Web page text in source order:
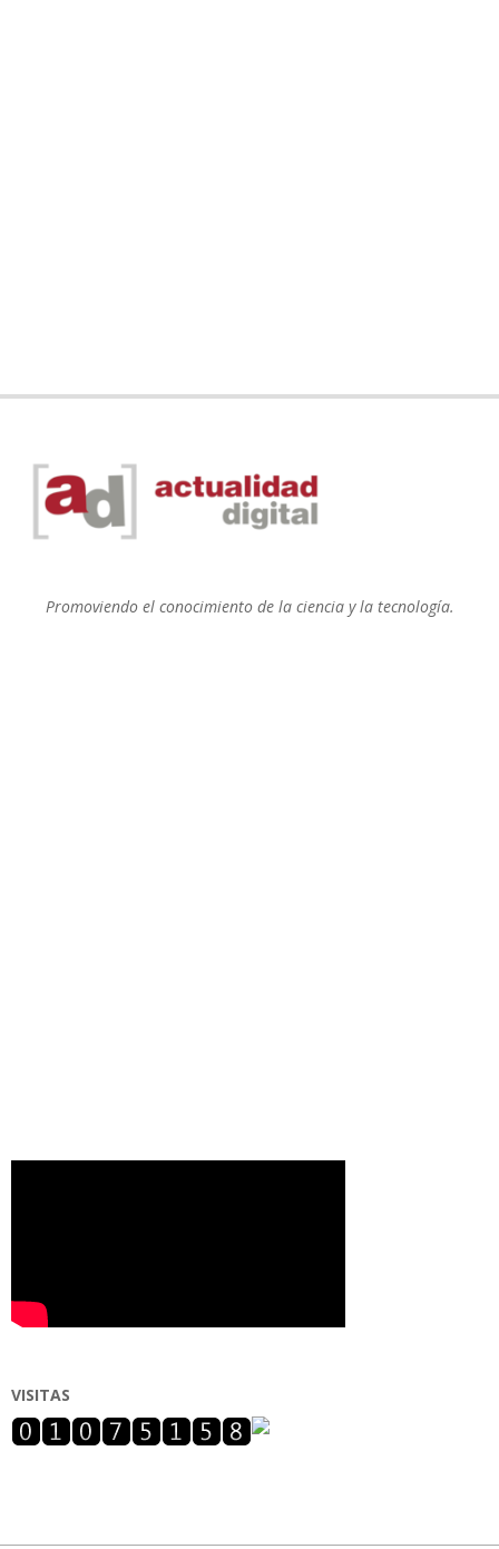
Promoviendo el conocimiento de la ciencia y la tecnología.
VISITAS